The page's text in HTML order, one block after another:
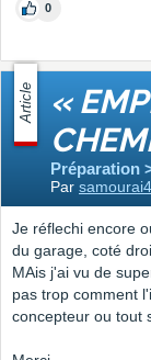
0
Article «
Préparation
Par
Je réflechi encore
du garage, coté
MAis j'ai vu de
pas trop comment
concepteur ou tout